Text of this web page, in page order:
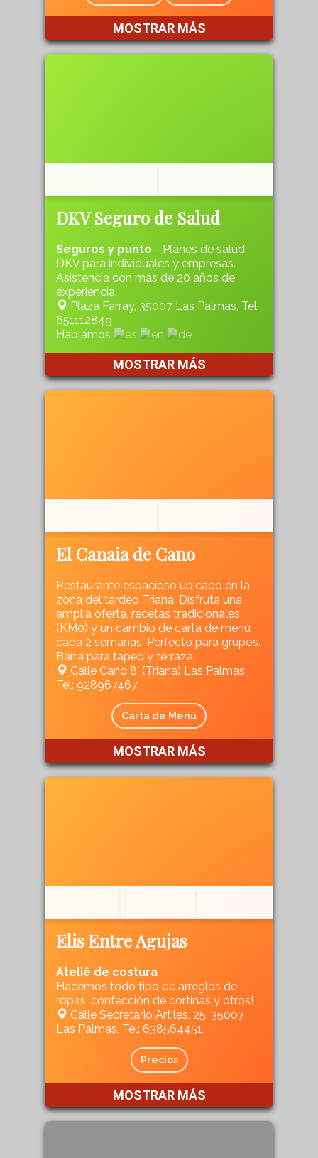
MOSTRAR MÁS
DKV Seguro de Salud
Seguros y punto - Planes de salud
DKV para individuales y empresas.
Asistencia con más de 20 años de
experiencia.
Plaza Farray, 35007 Las Palmas, Tel:
651112849
Hablamos
MOSTRAR MÁS
El Canaia de Cano
Restaurante espacioso ubicado en la
zona del tardeo Triana. Disfruta una
amplia oferta, recetas tradicionales
(KM0) y un cambio de carta de menú
cada 2 semanas. Perfecto para grupos.
Barra para tapeo y terraza.
Calle Cano 8, (Triana) Las Palmas,
Tel: 928967467
Carta de Menú
MOSTRAR MÁS
Elis Entre Agujas
Ateliê de costura
Hacemos todo tipo de arreglos de
ropas, confección de cortinas y otros!
Calle Secretario Artiles, 25, 35007
Las Palmas, Tel: 638564451
Precios
MOSTRAR MÁS